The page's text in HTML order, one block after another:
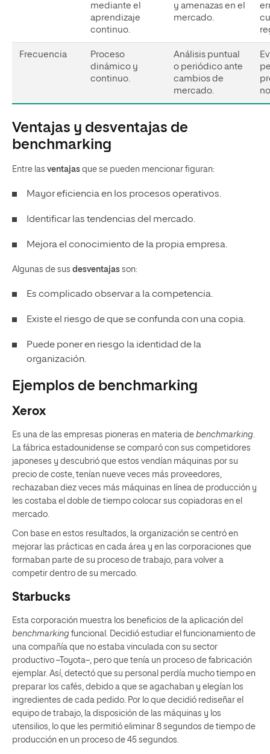
mediante el
aprendizaje
continuo.
y amenazas en el
mercado.
Frecuencia
Proceso
dinámico y
continuo.
Análisis puntual
o periódico ante
cambios de
mercado.
Ventajas y desventajas de
benchmarking
Entre las ventajas que se pueden mencionar figuran:
Mayor eficiencia en los procesos operativos.
Identificar las tendencias del mercado.
Mejora el conocimiento de la propia empresa.
Algunas de sus desventajas son:
Es complicado observar a la competencia.
Existe el riesgo de que se confunda con una copia.
Puede poner en riesgo la identidad de la
organización.
Ejemplos de benchmarking
Xerox
Es una de las empresas pioneras en materia de benchmarking
La fábrica estadounidense se comparó con sus competidores
japoneses y descubrió que estos vendían máquinas por su
precio de coste, tenían nueve veces más proveedores,
rechazaban diez veces más máquinas en línea de producción y
les costaba el doble de tiempo colocar sus copiadoras en el
mercado.
Con base en estos resultados, la organización se centró en
mejorar las prácticas en cada área y en las corporaciones que
formaban parte de su proceso de trabajo, para volver a
competir dentro de su mercado.
Starbucks
Esta corporación muestra los beneficios de la aplicación del
benchmarking funcional. Decidió estudiar el funcionamiento de
una compañía que no estaba vinculada con su sector
productivo –Toyota–, pero que tenía un proceso de fabricación
ejemplar. Así, detectó que su personal perdía mucho tiempo en
preparar los cafés, debido a que se agachaban y elegían los
ingredientes de cada pedido. Por lo que decidió rediseñar el
equipo de trabajo, la disposición de las máquinas y los
utensilios, lo que les permitió eliminar 8 segundos de tiempo de
producción en un proceso de 45 segundos.